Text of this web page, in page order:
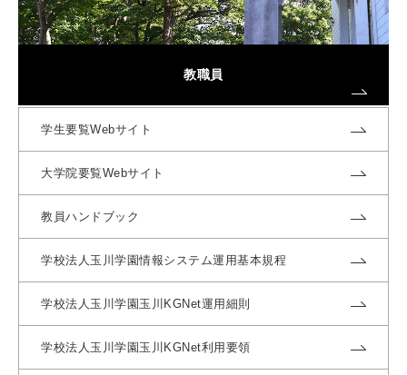
教職員
学生要覧Webサイト
大学院要覧Webサイト
教員ハンドブック
学校法人玉川学園情報システム運用基本規程
学校法人玉川学園玉川KGNet運用細則
学校法人玉川学園玉川KGNet利用要領